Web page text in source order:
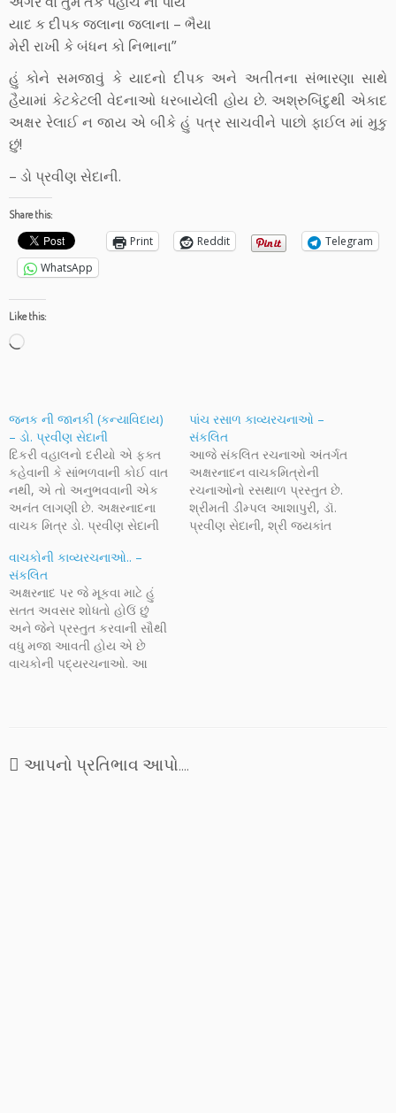
યાદ ક દીપક જલાના જલાના – ભૈયા
મેરી રાખી કે બંધન કો નિભાના”
હું કોને સમજાવું કે યાદનો દીપક અને અતીતના સંભારણા સાથે
હૈયામાં કેટકેટલી વેદનાઓ ધરબાયેલી હોય છે. અશ્રુબિંદુથી એકાદ
અક્ષર રેલાઈ ન જાય એ બીકે હું પત્ર સાચવીને પાછો ફાઈલ માં મુકુ
છું!
– ડો પ્રવીણ સેદાની.
Share this:
Print Reddit
Telegram
WhatsApp
Like this:
Loading…
જનક ની જાનકી (કન્યાવિદાય)
– ડો. પ્રવીણ સેદાની
દિકરી વહાલનો દરીયો એ ફક્ત
કહેવાની કે સાંભળવાની કોઈ વાત
નથી, એ તો અનુભવવાની એક
અનંત લાગણી છે. અક્ષરનાદના
વાચક મિત્ર ડો. પ્રવીણ સેદાની
શબ્દોમાં, ભાવમાં કાંઈક આમ
વર્ણવે છે. તેમનો ભાવ અને સુર
શુધ્ધ સ્નેહ અને પુત્રી પ્રત્યેના
પ્રેમથી છલોછલ છે. જીવથીય
વધુ જાળવીને ઉછેરેલી, આંખના…
પાંચ રસાળ કાવ્યરચનાઓ –
સંકલિત
આજે સંકલિત રચનાઓ અંતર્ગત
અક્ષરનાદન વાચકમિત્રોની
રચનાઓનો રસથાળ પ્રસ્તુત છે.
શ્રીમતી ડીમ્પલ આશાપુરી, ડૉ.
પ્રવીણ સેદાની, શ્રી જયકાંત
વાચકોની કાવ્યરચનાઓ.. –
સંકલિત
અક્ષરનાદ પર જે મૂકવા માટે હું
સતત અવસર શોધતો હોઉં છું
અને જેને પ્રસ્તુત કરવાની સૌથી
વધુ મજા આવતી હોય એ છે
વાચકોની પદ્યરચનાઓ. આ
કે સામયિકોમાં તેમની કવિતાઓ
છપાઈ નથી, પણ તેમની લાગણી…
આપનો પ્રતિભાવ આપો....